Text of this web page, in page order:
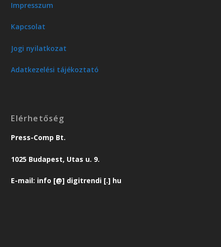
Impresszum
Kapcsolat
Jogi nyilatkozat
Adatkezelési tájékoztató
Elérhetőség
Press-Comp Bt.
1025 Budapest, Utas u. 9.
E-mail: info [@] digitrendi [.] hu